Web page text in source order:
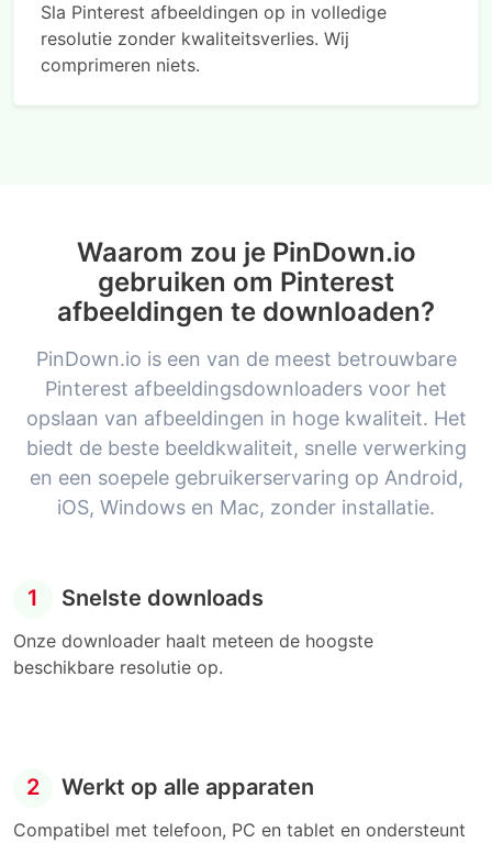
Sla Pinterest afbeeldingen op in volledige
resolutie zonder kwaliteitsverlies. Wij
comprimeren niets.
Waarom zou je PinDown.io
gebruiken om Pinterest
afbeeldingen te downloaden?
PinDown.io is een van de meest betrouwbare
Pinterest afbeeldingsdownloaders voor het
opslaan van afbeeldingen in hoge kwaliteit. Het
biedt de beste beeldkwaliteit, snelle verwerking
en een soepele gebruikerservaring op Android,
iOS, Windows en Mac, zonder installatie.
1 Snelste downloads
Onze downloader haalt meteen de hoogste
beschikbare resolutie op.
2 Werkt op alle apparaten
Compatibel met telefoon, PC en tablet en ondersteunt